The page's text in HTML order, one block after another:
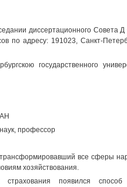
диссертационного Совета
по адресу: 191023, Санкт-
государственного
профессор
все сферы
хозяйствования.
появился способ